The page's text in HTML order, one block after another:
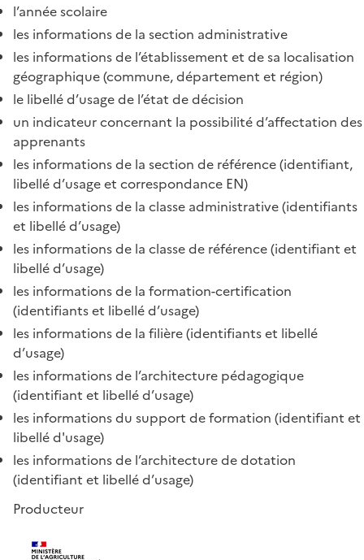
l’année scolaire
les informations de la section administrative
les informations de l’établissement et de sa localisation
géographique (commune, département et région)
le libellé d’usage de l’état de décision
un indicateur concernant la possibilité d’affectation des
apprenants
les informations de la section de référence (identifiant,
libellé d’usage et correspondance EN)
les informations de la classe administrative (identifiants
et libellé d’usage)
les informations de la classe de référence (identifiant et
libellé d’usage)
les informations de la formation-certification
(identifiants et libellé d’usage)
les informations de la filière (identifiants et libellé
d’usage)
les informations de l’architecture pédagogique
(identifiant et libellé d’usage)
les informations du support de formation (identifiant et
libellé d'usage)
les informations de l’architecture de dotation
(identifiant et libellé d’usage)
Producteur